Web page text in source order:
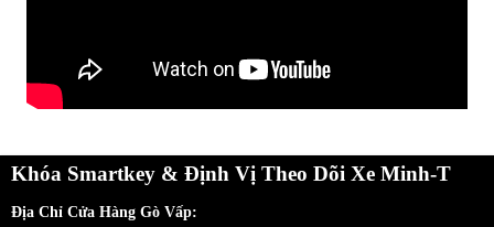
Khóa Smartkey & Định Vị Theo Dõi Xe Minh-T
Địa Chỉ Cửa Hàng Gò Vấp: